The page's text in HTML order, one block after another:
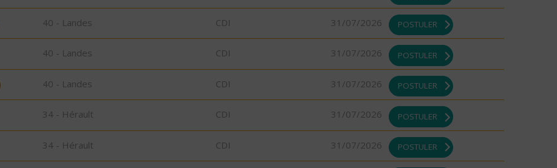
40 - Landes CDI 31/07/2026 POSTULER
40 - Landes CDI 31/07/2026 POSTULER
40 - Landes CDI 31/07/2026 POSTULER
34 - Hérault CDI 31/07/2026 POSTULER
34 - Hérault CDI 31/07/2026 POSTULER